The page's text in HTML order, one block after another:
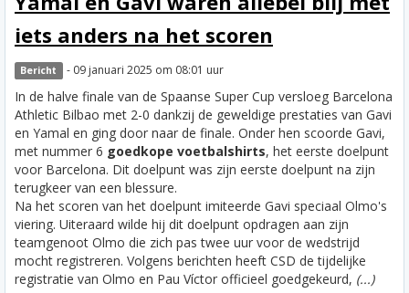
iets anders na het scoren
Bericht - 09 januari 2025 om 08:01 uur
In de halve finale van de Spaanse Super Cup versloeg Barcelona
Athletic Bilbao met 2-0 dankzij de geweldige prestaties van Gavi
en Yamal en ging door naar de finale. Onder hen scoorde Gavi,
met nummer 6 goedkope voetbalshirts, het eerste doelpunt
voor Barcelona. Dit doelpunt was zijn eerste doelpunt na zijn
terugkeer van een blessure.
Na het scoren van het doelpunt imiteerde Gavi speciaal Olmo's
viering. Uiteraard wilde hij dit doelpunt opdragen aan zijn
teamgenoot Olmo die zich pas twee uur voor de wedstrijd
mocht registreren. Volgens berichten heeft CSD de tijdelijke
registratie van Olmo en Pau Víctor officieel goedgekeurd, (...)